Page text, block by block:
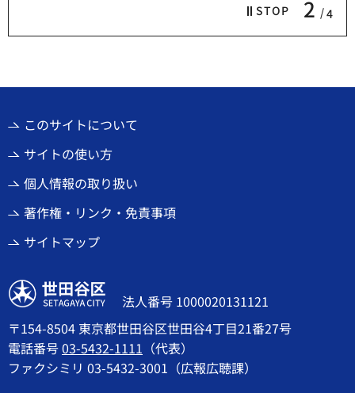
STOP 3 4
このサイトについて
サイトの使い方
個人情報の取り扱い
著作権・リンク・免責事項
サイトマップ
世田谷区
法人番号 1000020131121
〒154-8504 東京都世田谷区世田谷4丁目21番27号
電話番号03-5432-1111 （代表）
ファクシミリ 03-5432-3001（広報広聴課）